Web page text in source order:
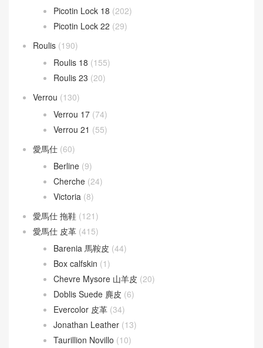
Picotin Lock 18 (202)
Picotin Lock 22 (29)
Roulis (190)
Roulis 18 (155)
Roulis 23 (20)
Verrou (130)
Verrou 17 (74)
Verrou 21 (55)
愛馬仕 (60)
Berline (9)
Cherche (24)
Victoria (8)
愛馬仕 拖鞋 (121)
愛馬仕 皮革 (415)
Barenia 馬鞍皮 (44)
Box calfskin (1)
Chevre Mysore 山羊皮 (20)
Doblis Suede 麂皮 (6)
Evercolor 皮革 (34)
Jonathan Leather (13)
Taurillion Novillo (10)